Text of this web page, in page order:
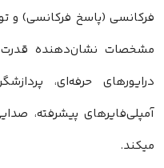
قدرت و گستره
پیشرفته، صدایی غنی و